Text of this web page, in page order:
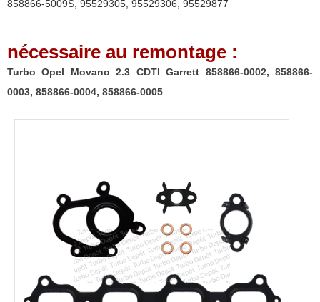
858866-5009S 95529305 95529306 95529877
nécessaire au remontage :
Turbo Opel Movano 2.3 CDTI Garrett 858866-0002, 858866-
0003, 858866-0004, 858866-0005